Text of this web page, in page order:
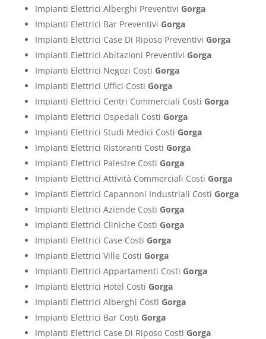
Impianti Elettrici Alberghi Preventivi Gorga
Impianti Elettrici Bar Preventivi Gorga
Impianti Elettrici Case Di Riposo Preventivi Gorga
Impianti Elettrici Abitazioni Preventivi Gorga
Impianti Elettrici Negozi Costi Gorga
Impianti Elettrici Uffici Costi Gorga
Impianti Elettrici Centri Commerciali Costi Gorga
Impianti Elettrici Ospedali Costi Gorga
Impianti Elettrici Studi Medici Costi Gorga
Impianti Elettrici Ristoranti Costi Gorga
Impianti Elettrici Palestre Costi Gorga
Impianti Elettrici Attività Commerciali Costi Gorga
Impianti Elettrici Capannoni Industriali Costi Gorga
Impianti Elettrici Aziende Costi Gorga
Impianti Elettrici Cliniche Costi Gorga
Impianti Elettrici Case Costi Gorga
Impianti Elettrici Ville Costi Gorga
Impianti Elettrici Appartamenti Costi Gorga
Impianti Elettrici Hotel Costi Gorga
Impianti Elettrici Alberghi Costi Gorga
Impianti Elettrici Bar Costi Gorga
Impianti Elettrici Case Di Riposo Costi Gorga